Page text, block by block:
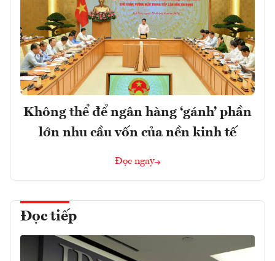
Không thể để ngân hàng ‘gánh’ phần
lớn nhu cầu vốn của nền kinh tế
Đọc ngay
Đọc tiếp